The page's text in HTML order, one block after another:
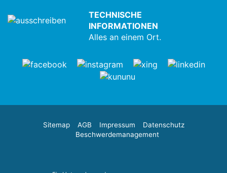
TECHNISCHE
INFORMATIONEN
Alles an einem Ort.
Sitemap AGB Impressum
Datenschutz
Beschwerdemanagement